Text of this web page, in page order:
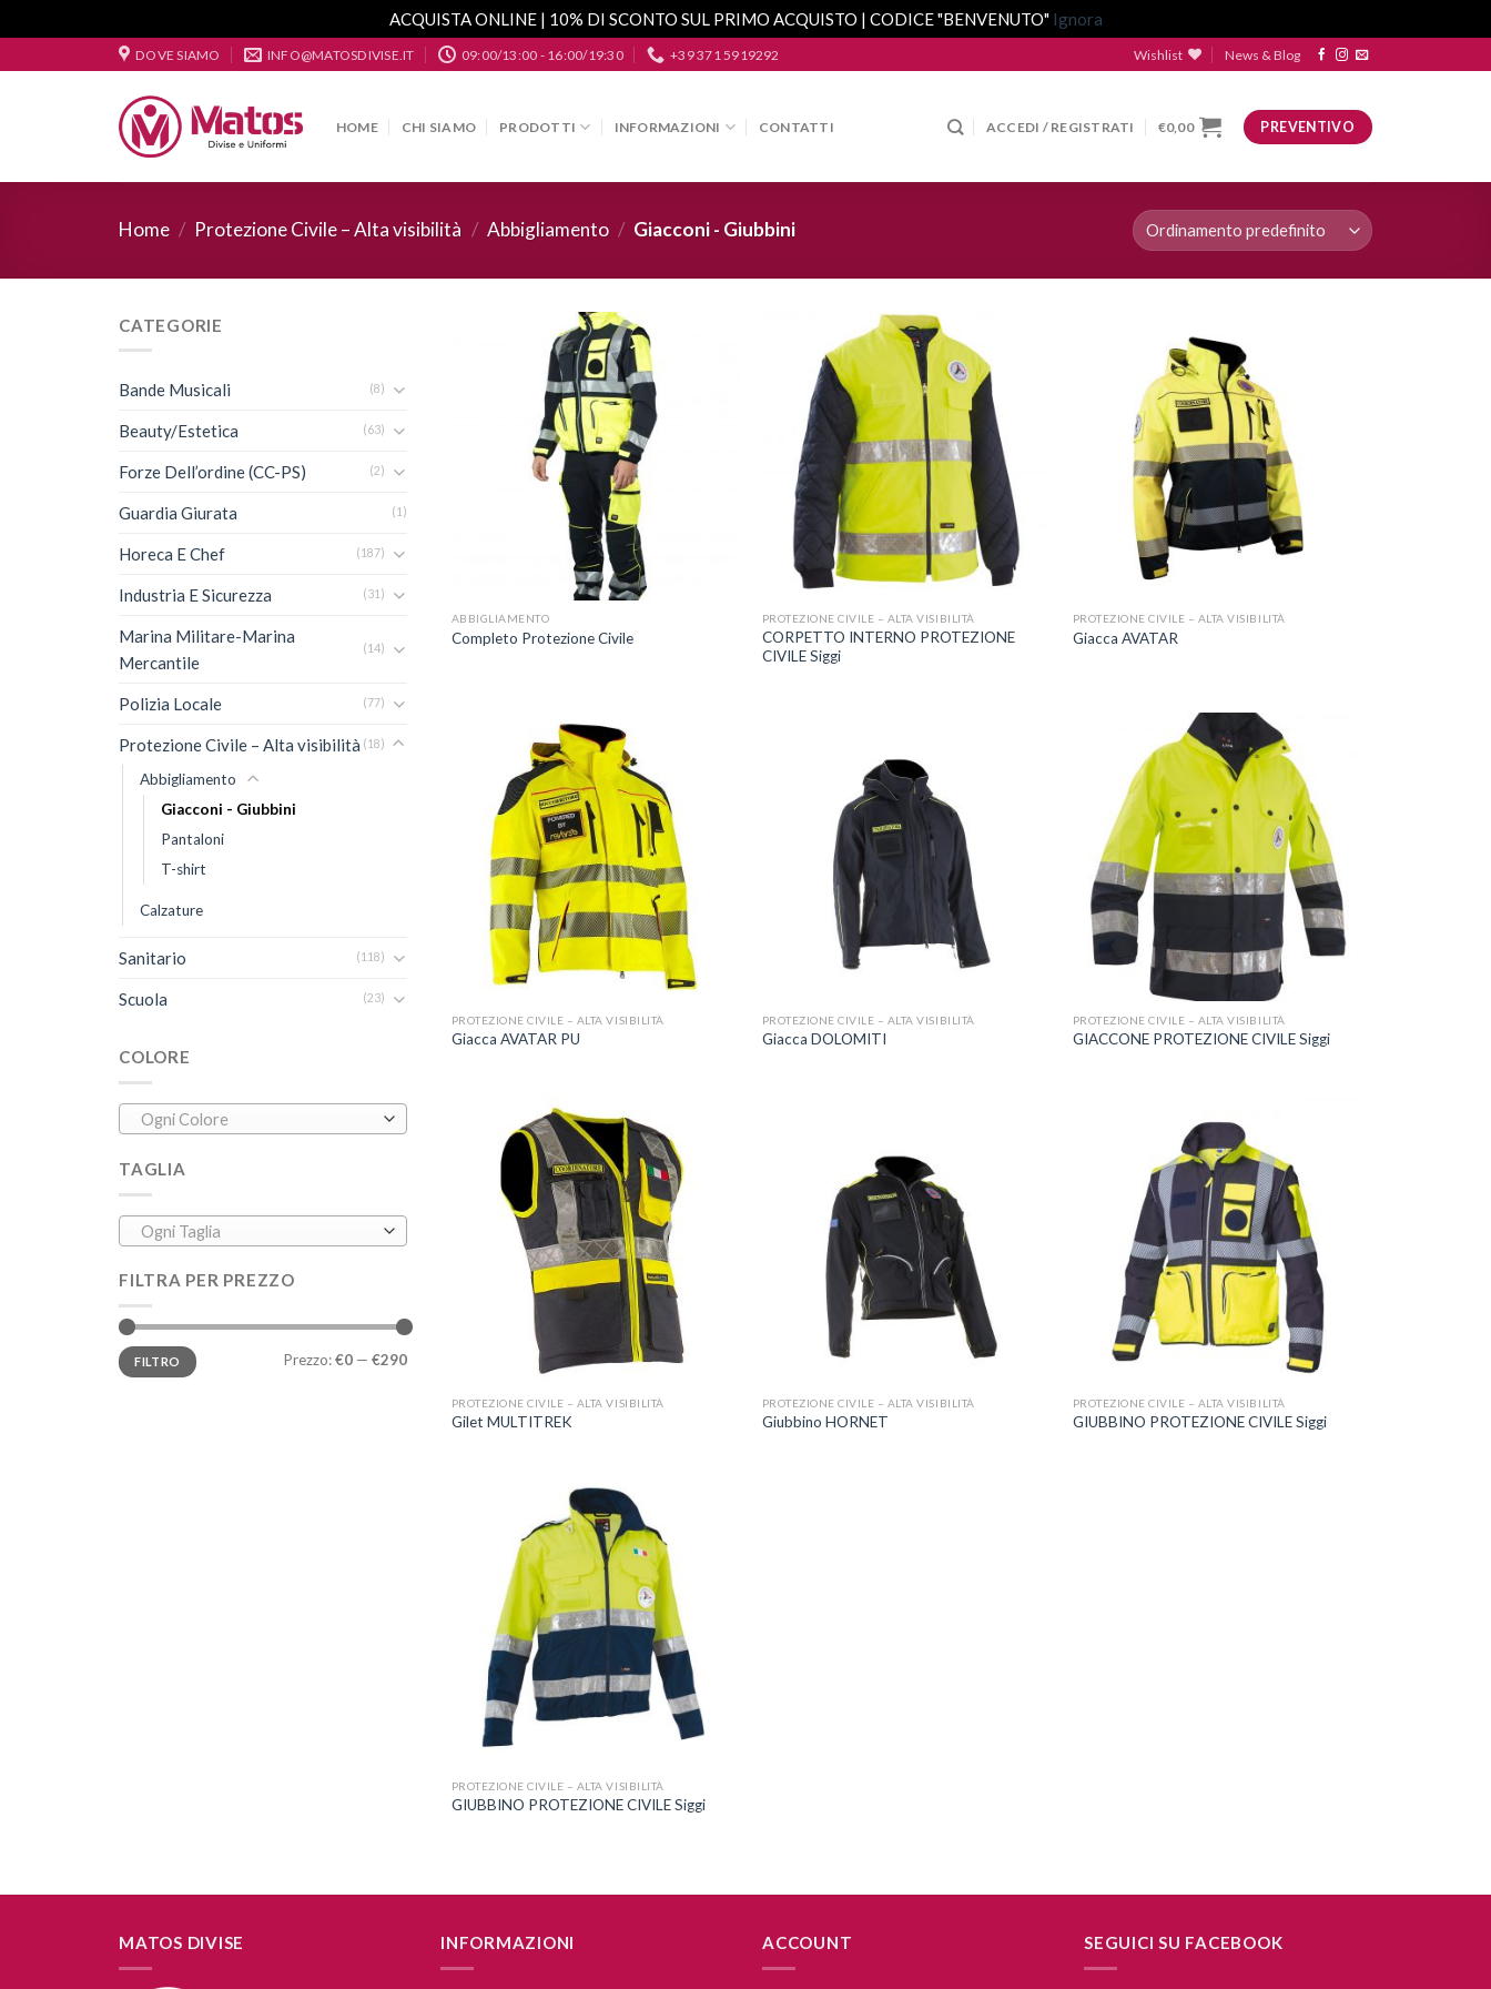
ACQUISTA ONLINE | 10% DI SCONTO SUL PRIMO ACQUISTO | CODICE "BENVENUTO" Ignora
to
DOVE SIAMO INFO@MATOSDIVISE.IT 09:00/13:00 - 16:00/19:30 +39 371 5919292 Wishlist News & Blog
HOME CHI SIAMO PRODOTTI INFORMAZIONI CONTATTI ACCEDI / REGISTRATI €0,00 PREVENTIVO
Home / Protezione Civile – Alta visibilità / Abbigliamento / Giacconi - Giubbini
CATEGORIE
Bande Musicali (8)
Beauty/Estetica (63)
Forze Dell’ordine (CC-PS) (2)
Guardia Giurata (1)
Horeca E Chef (187)
Industria E Sicurezza (31)
Marina Militare-Marina
Mercantile
(14)
Polizia Locale (77)
Protezione Civile – Alta visibilità (18)
Abbigliamento
Giacconi - Giubbini
Pantaloni
T-shirt
Calzature
Sanitario (118)
Scuola (23)
COLORE
Ogni Colore
TAGLIA
Ogni Taglia
FILTRA PER PREZZO
FILTRO Prezzo:€0 — €290
ABBIGLIAMENTO
Completo Protezione Civile
Aggiungi
alla lista
desideri
PROTEZIONE CIVILE – ALTA VISIBILITÀ
CORPETTO INTERNO PROTEZIONE
CIVILE Siggi
PROTEZIONE CIVILE – ALTA VISIBILITÀ
Giacca AVATAR
PROTEZIONE CIVILE – ALTA VISIBILITÀ
Giacca AVATAR PU
PROTEZIONE CIVILE – ALTA VISIBILITÀ
Giacca DOLOMITI
Aggiungi
alla lista
dei
desideri
PROTEZIONE CIVILE – ALTA VISIBILITÀ
GIACCONE PROTEZIONE CIVILE Siggi
Aggiungi
alla lista
desideri
PROTEZIONE CIVILE – ALTA VISIBILITÀ
Gilet MULTITREK
PROTEZIONE CIVILE – ALTA VISIBILITÀ
Giubbino HORNET
desideri
PROTEZIONE CIVILE – ALTA VISIBILITÀ
GIUBBINO PROTEZIONE CIVILE Siggi
+
PROTEZIONE CIVILE – ALTA VISIBILITÀ
GIUBBINO PROTEZIONE CIVILE Siggi
MATOS DIVISE INFORMAZIONI ACCOUNT SEGUICI SU FACEBOOK